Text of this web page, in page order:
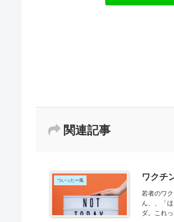
関連記事
ついったー風 ワクチ
若者のワ
ん、、「
ダ。これ